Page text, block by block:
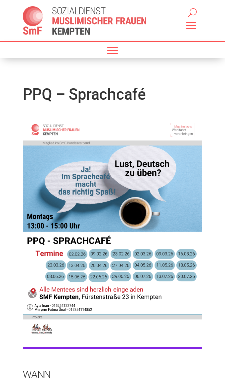
PPQ – Sprachcafé
WANN